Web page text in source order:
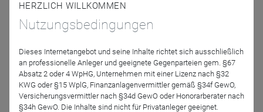
Carsten Roemheld
Fidelity International
HERZLICH WILLKOMMEN
Nutzungsbedingungen
Dieses Internetangebot und seine Inhalte richtet sich ausschließlich
an professionelle Anleger und geeignete Gegenparteien gem. §67
Absatz 2 oder 4 WpHG, Unternehmen mit einer Lizenz nach §32
KWG oder §15 WplG, Finanzanlagenvermittler gemäß §34f GewO,
Versicherungsvermittler nach §34d GewO oder Honorarberater nach
§34h GewO. Die Inhalte sind nicht für Privatanleger geeignet.